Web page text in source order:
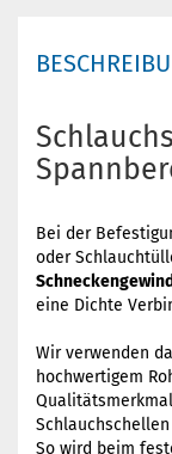
Bei der
oder
eine Dichte
Wir verwenden
hochwertigem
So wird beim